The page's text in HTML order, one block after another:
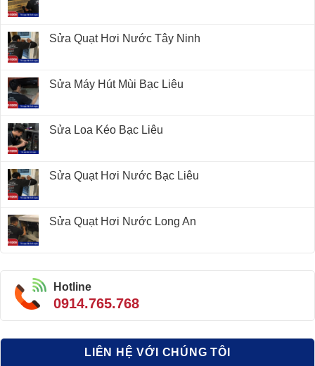
Sửa Quạt Hơi Nước Tây Ninh
Sửa Máy Hút Mùi Bạc Liêu
Sửa Loa Kéo Bạc Liêu
Sửa Quạt Hơi Nước Bạc Liêu
Sửa Quạt Hơi Nước Long An
Hotline
0914.765.768
LIÊN HỆ VỚI CHÚNG TÔI